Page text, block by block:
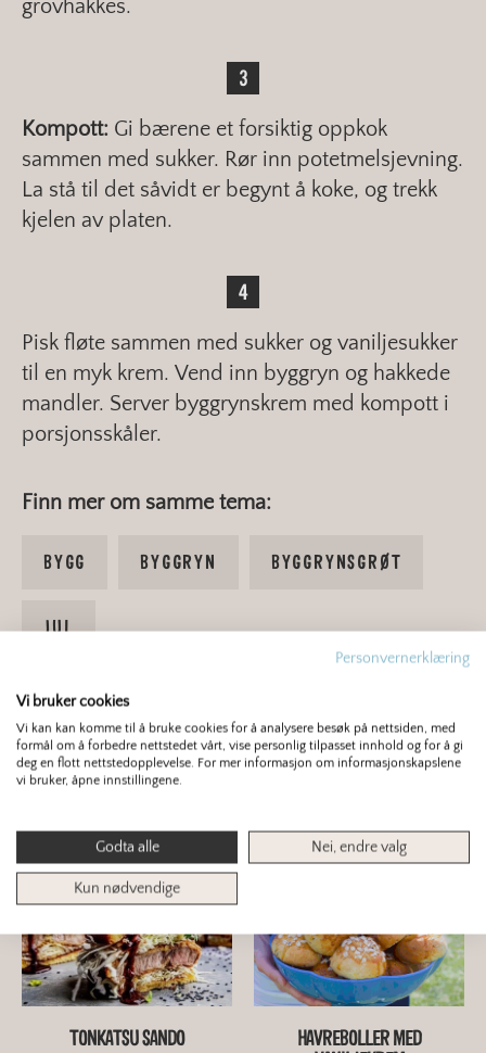
grovhakkes.
Kompott: Gi bærene et forsiktig oppkok
sammen med sukker. Rør inn potetmelsjevning.
La stå til det såvidt er begynt å koke, og trekk
kjelen av platen.
Pisk fløte sammen med sukker og vaniljesukker
til en myk krem. Vend inn byggryn og hakkede
mandler. Server byggrynskrem med kompott i
porsjonsskåler.
Finn mer om samme tema:
BYGG BYGGRYN BYGGRYNSGRØT
JUL
5/ 5
Du er kanskje interessert i dette også?
TONKATSU SANDO
HAVREBOLLER MED
Personvernerklæring
Vi bruker cookies
Vi kan kan komme til å bruke cookies for å analysere besøk på nettsiden, med
formål om å forbedre nettstedet vårt, vise personlig tilpasset innhold og for å gi
deg en flott nettstedopplevelse. For mer informasjon om informasjonskapslene
vi bruker, åpne innstillingene.
Godta alle Nei, endre valg
Kun nødvendige